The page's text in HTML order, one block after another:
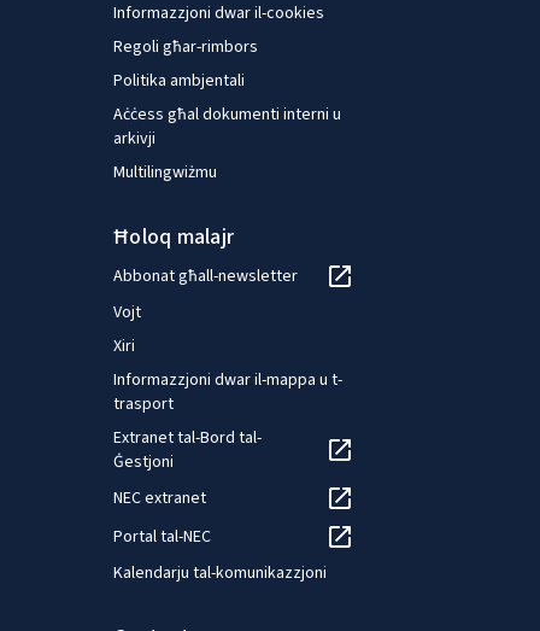
Informazzjoni dwar il-cookies
Regoli għar-rimbors
Politika ambjentali
Aċċess għal dokumenti interni u
arkivji
Multilingwiżmu
Ħoloq malajr
Abbonat għall-newsletter
Vojt
Xiri
Informazzjoni dwar il-mappa u t-
trasport
Extranet tal-Bord tal-
Ġestjoni
NEC extranet
Portal tal-NEC
Kalendarju tal-komunikazzjoni